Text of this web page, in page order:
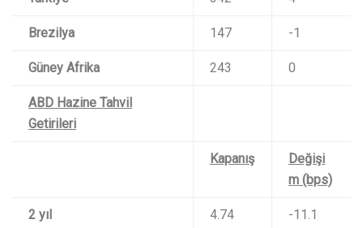
Brezilya 147 -1
Güney Afrika 243 0
ABD Hazine Tahvil
Getirileri
Kapanış
Değişi
m (bps)
2 yıl 4.74 -11.1